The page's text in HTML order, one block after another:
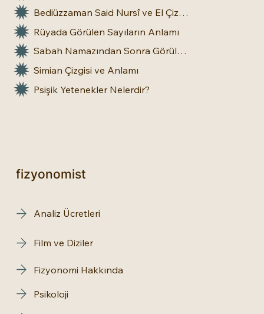
Bediüzzaman Said Nursî ve El Çizgileri: İnsan Doğasına Dair Bir Bakış
Rüyada Görülen Sayıların Anlamı
Sabah Namazından Sonra Görülen Rüya Gerçek Olur mu?
Simian Çizgisi ve Anlamı
Psişik Yetenekler Nelerdir?
fizyonomist
Analiz Ücretleri
Film ve Diziler
Fizyonomi Hakkında
Psikoloji